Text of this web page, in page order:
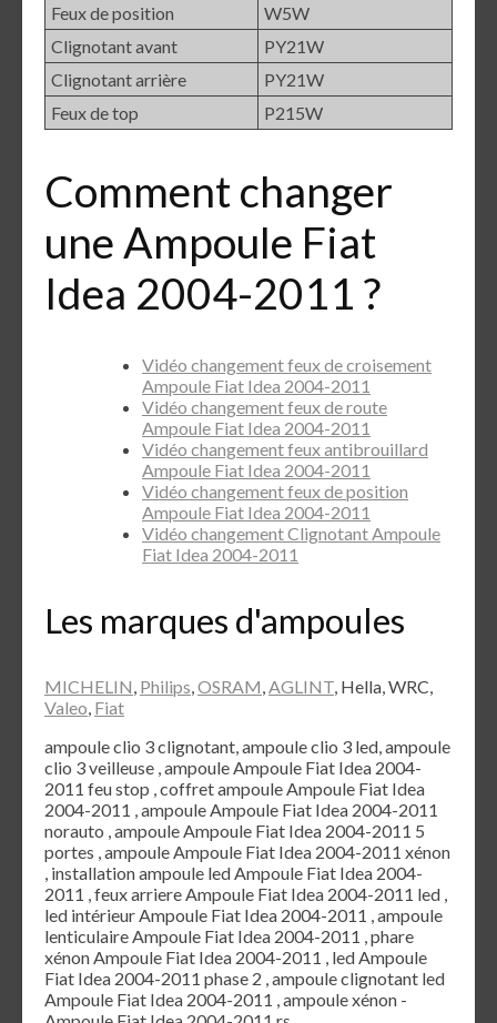
Feux de position
W5W
Clignotant avant
PY21W
Clignotant arrière
PY21W
Feux de top
P215W
Comment changer
une Ampoule Fiat
Idea 2004-2011 ?
Vidéo changement feux de croisement
Ampoule Fiat Idea 2004-2011
Vidéo changement feux de route
Ampoule Fiat Idea 2004-2011
Vidéo changement feux antibrouillard
Ampoule Fiat Idea 2004-2011
Vidéo changement feux de position
Ampoule Fiat Idea 2004-2011
Vidéo changement Clignotant Ampoule
Fiat Idea 2004-2011
Les marques d'ampoules
MICHELIN, Philips,OSRAM,AGLINT, Hella, WRC,
Valeo, Fiat
ampoule clio 3 clignotant, ampoule clio 3 led, ampoule
clio 3 veilleuse , ampoule Ampoule Fiat Idea 2004-
2011 feu stop , coffret ampoule Ampoule Fiat Idea
2004-2011 , ampoule Ampoule Fiat Idea 2004-2011
norauto , ampoule Ampoule Fiat Idea 2004-2011 5
portes , ampoule Ampoule Fiat Idea 2004-2011 xénon
, installation ampoule led Ampoule Fiat Idea 2004-
2011 , feux arriere Ampoule Fiat Idea 2004-2011 led ,
led intérieur Ampoule Fiat Idea 2004-2011 , ampoule
lenticulaire Ampoule Fiat Idea 2004-2011 , phare
xénon Ampoule Fiat Idea 2004-2011 , led Ampoule
Fiat Idea 2004-2011 phase 2 , ampoule clignotant led
Ampoule Fiat Idea 2004-2011 , ampoule xénon -